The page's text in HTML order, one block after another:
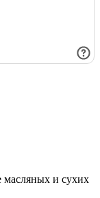
масляных и сухих